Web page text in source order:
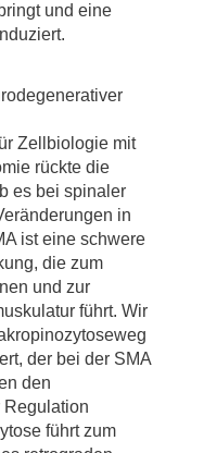
und eine
Zellbiologie mit
rückte die
es bei spinaler
in
ist eine schwere
die zum
und zur
führt. Wir
der bei der SMA
den
Regulation
führt zum